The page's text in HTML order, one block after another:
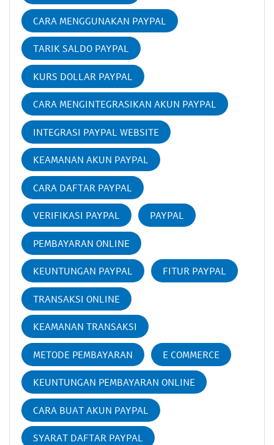
CARA MENGGUNAKAN PAYPAL
TARIK SALDO PAYPAL
KURS DOLLAR PAYPAL
CARA MENGINTEGRASIKAN AKUN PAYPAL
INTEGRASI PAYPAL WEBSITE
KEAMANAN AKUN PAYPAL
CARA DAFTAR PAYPAL
VERIFIKASI PAYPAL PAYPAL
PEMBAYARAN ONLINE
KEUNTUNGAN PAYPAL FITUR PAYPAL
TRANSAKSI ONLINE
KEAMANAN TRANSAKSI
METODE PEMBAYARAN E COMMERCE
KEUNTUNGAN PEMBAYARAN ONLINE
CARA BUAT AKUN PAYPAL
SYARAT DAFTAR PAYPAL